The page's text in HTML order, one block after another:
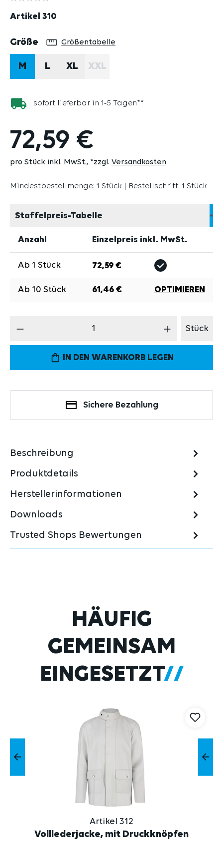
Artikel 310
Größe auswählen
Größentabelle
M L XL XXL
sofort lieferbar in 1-5 Tagen**
72,59 €
pro Stück inkl. MwSt. *zzgl. Versandkosten
Mindestbestellmenge: 1 Stück | Bestellschritt: 1 Stück
Staffelpreis-Tabelle
Anzahl Einzelpreis inkl. MwSt.
Ab 1 Stück 72,59 €
Ab 10 Stück 61,46 € OPTIMIEREN
Produkt Anzahl: Gib den gewünschten
Stück
IN DEN WARENKORB LEGEN
Sichere Bezahlung
Beschreibung
Produktdetails
Herstellerinformationen
Downloads
Trusted Shops Bewertungen
Produktgalerie überspringen
HÄUFIG
GEMEINSAM
EINGESETZT
Artikel 312
Volllederjacke, mit Druckknöpfen